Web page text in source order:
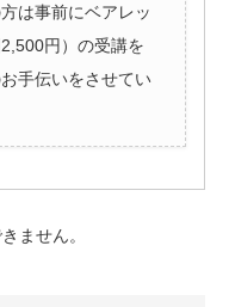
は事前にベアレッ
円）の受講を
手伝いをさせてい
ません。